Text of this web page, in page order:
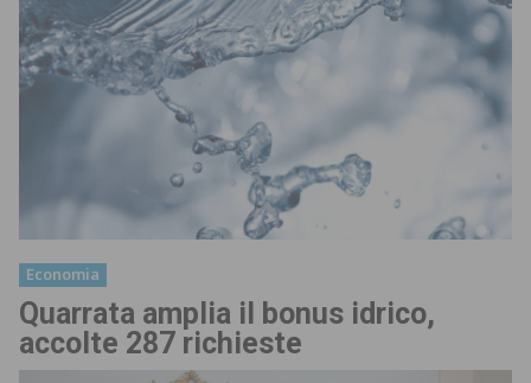
Economia
Quarrata amplia il bonus idrico,
accolte 287 richieste